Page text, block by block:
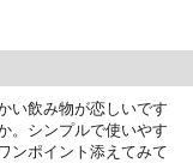
い飲み物が恋しいです
。シンプルで使いやす
ンポイント添えてみて